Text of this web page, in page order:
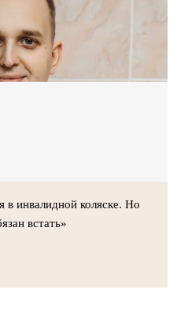
в инвалидной коляске. Но
встать»